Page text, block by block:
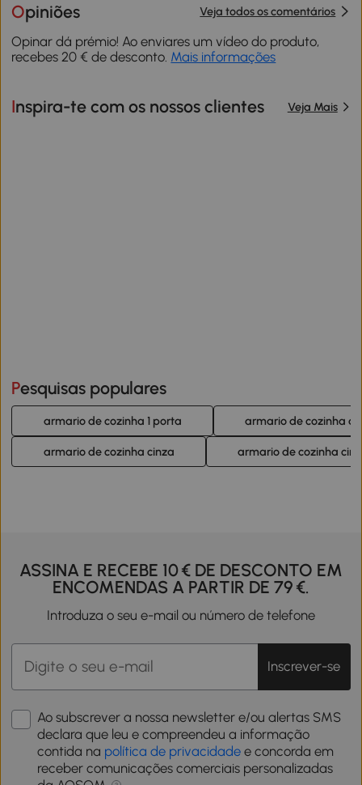
Opiniões Veja todos os comentários
Opinar dá prémio! Ao enviares um vídeo do produto,
recebes 20 € de desconto. Mais informações
Inspira-te com os nossos clientes Veja Mais
Pesquisas populares
armario de cozinha 1 porta armario de cozinha
armario de cozinha cinza armario de cozinha
ASSINA E RECEBE 10 € DE DESCONTO EM
ENCOMENDAS A PARTIR DE 79 €.
Introduza o seu e-mail ou número de telefone
Inscrever-se
Ao subscrever a nossa newsletter e/ou alertas SMS
declara que leu e compreendeu a informação
contida na política de privacidade e concorda em
receber comunicações comerciais personalizadas